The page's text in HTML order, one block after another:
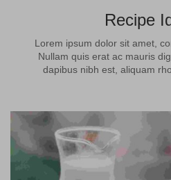
Recipe
Lorem ipsum dolor sit amet,
Nullam quis erat ac mauris
dapibus nibh est, aliquam